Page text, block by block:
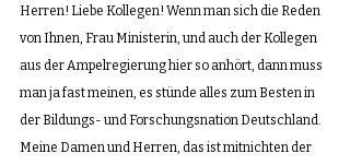
Herren! Liebe Kollegen! Wenn man sich die Reden
von Ihnen, Frau Ministerin, und auch der Kollegen
aus der Ampelregierung hier so anhört, dann muss
man ja fast meinen, es stünde alles zum Besten in
der Bildungs- und Forschungsnation Deutschland.
Meine Damen und Herren, das ist mitnichten der